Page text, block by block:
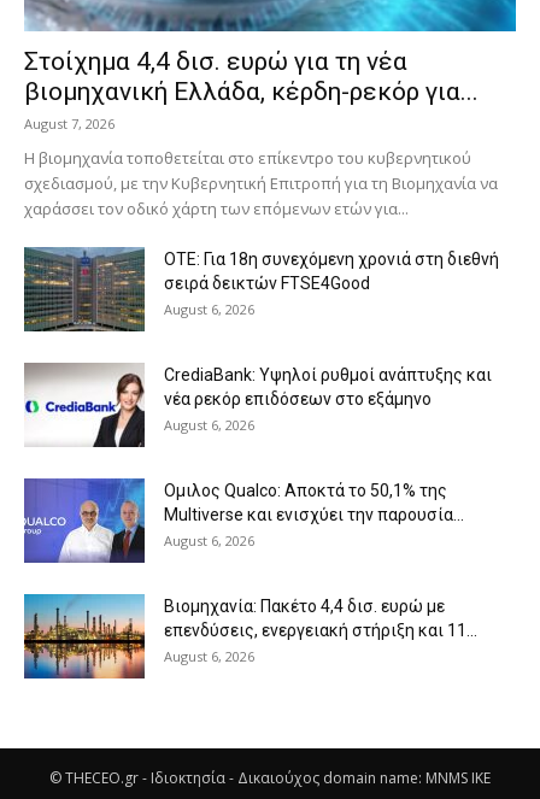
Στοίχημα 4,4 δισ. ευρώ για τη νέα
βιομηχανική Ελλάδα, κέρδη-ρεκόρ για...
August 7, 2026
Η βιομηχανία τοποθετείται στο επίκεντρο του κυβερνητικού
σχεδιασμού, με την Κυβερνητική Επιτροπή για τη Βιομηχανία να
χαράσσει τον οδικό χάρτη των επόμενων ετών για...
ΟΤΕ: Για 18η συνεχόμενη χρονιά στη διεθνή
σειρά δεικτών FTSE4Good
August 6, 2026
CrediaBank: Υψηλοί ρυθμοί ανάπτυξης και
νέα ρεκόρ επιδόσεων στο εξάμηνο
August 6, 2026
Ομιλος Qualco: Αποκτά το 50,1% της
Multiverse και ενισχύει την παρουσία...
August 6, 2026
Βιομηχανία: Πακέτο 4,4 δισ. ευρώ με
επενδύσεις, ενεργειακή στήριξη και 11...
August 6, 2026
© THECEO.gr - Ιδιοκτησία - Δικαιούχος domain name: MNMS IKE